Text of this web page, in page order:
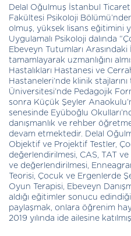
Delal Oğulmuş İstanbul
Fakültesi Psikoloji
olmuş, yüksek lisans eğitimini
Uygulamalı Psikoloji dalında
Ebeveyn Tutumları
tamamlayarak uzmanlığını
Hastalıkları Hastanesi ve
Hastaneleri’nde klinik
Üniversitesi’nde Pedagojik
sonra Küçük Şeyler
senesinde Eyüboğlu
danışmanlık ve rehber
devam etmektedir. Delal
Objektif ve Projektif Testler,
değerlendirilmesi, CAS, TAT
ve değerlendirilmesi,
Teorisi, Çocuk ve Ergenlerde
Oyun Terapisi, Ebeveyn
aldığı eğitimler sonucu
paylaşmak, onlara öğrenim
2019 yılında ide ailesine